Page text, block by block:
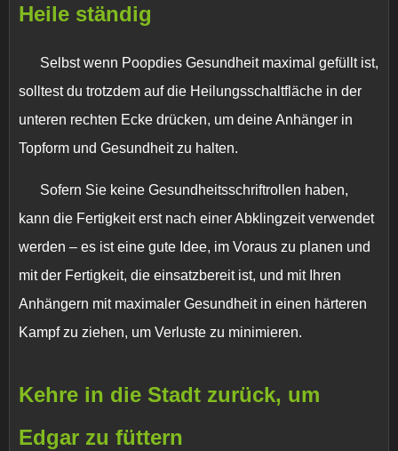
Heile ständig
Selbst wenn Poopdies Gesundheit maximal gefüllt ist,
solltest du trotzdem auf die Heilungsschaltfläche in der
unteren rechten Ecke drücken, um deine Anhänger in
Topform und Gesundheit zu halten.
Sofern Sie keine Gesundheitsschriftrollen haben,
kann die Fertigkeit erst nach einer Abklingzeit verwendet
werden – es ist eine gute Idee, im Voraus zu planen und
mit der Fertigkeit, die einsatzbereit ist, und mit Ihren
Anhängern mit maximaler Gesundheit in einen härteren
Kampf zu ziehen, um Verluste zu minimieren.
Kehre in die Stadt zurück, um
Edgar zu füttern